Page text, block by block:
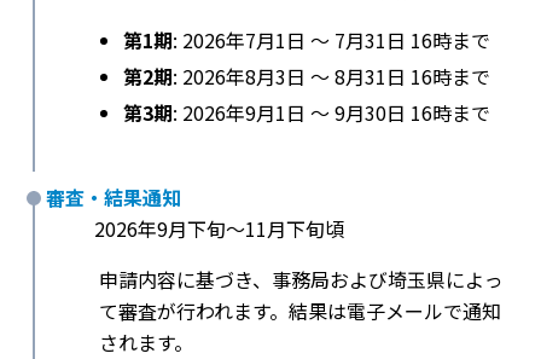
第1期: 2026年7月1日 〜 7月31日 16時まで
第2期: 2026年8月3日 〜 8月31日 16時まで
第3期: 2026年9月1日 〜 9月30日 16時まで
審査・結果通知
2026年9月下旬〜11月下旬頃
申請内容に基づき、事務局および埼玉県によっ
て審査が行われます。結果は電子メールで通知
されます。